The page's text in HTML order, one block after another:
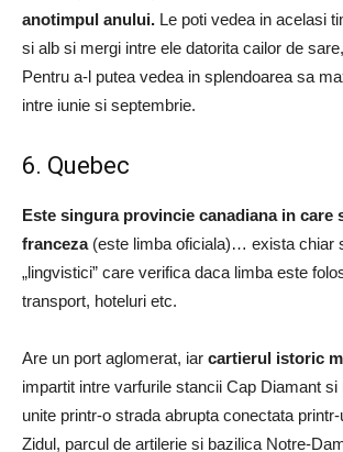
anotimpul anului. Le poti vedea in acelasi
si alb si mergi intre ele datorita cailor de
Pentru a-l putea vedea in splendoarea sa
intre iunie si septembrie.
6. Quebec
Este singura provincie canadiana in care
franceza(este limba oficiala)… exista chiar
„lingvistici” care verifica daca limba este
transport, hoteluri etc.
Are un port aglomerat, iar cartierul istoric
impartit intre varfurile stancii Cap Diamant
unite printr-o strada abrupta conectata
Zidul, parcul de artilerie si bazilica Notre-